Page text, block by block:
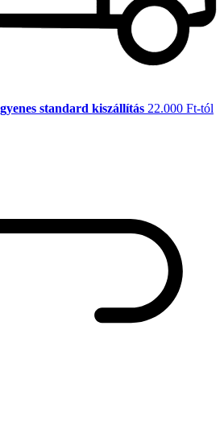
standard kiszállítás 22.000 Ft-tól